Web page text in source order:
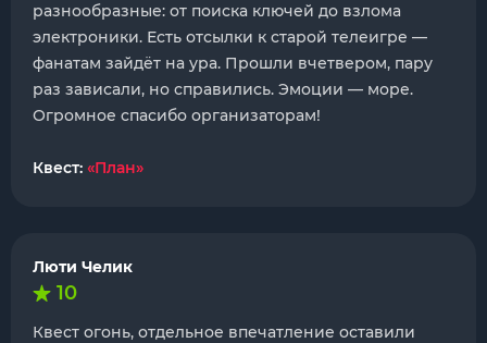
разнообразные: от поиска ключей до взлома
электроники. Есть отсылки к старой телеигре —
фанатам зайдёт на ура. Прошли вчетвером, пару
раз зависали, но справились. Эмоции — море.
Огромное спасибо организаторам!
Квест: «План»
Люти Челик
10
Квест огонь, отдельное впечатление оставили